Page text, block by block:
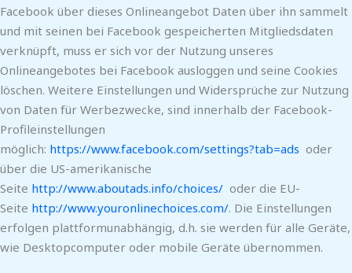
Facebook über dieses Onlineangebot Daten über ihn sammelt
und mit seinen bei Facebook gespeicherten Mitgliedsdaten
verknüpft, muss er sich vor der Nutzung unseres
Onlineangebotes bei Facebook ausloggen und seine Cookies
löschen. Weitere Einstellungen und Widersprüche zur Nutzung
von Daten für Werbezwecke, sind innerhalb der Facebook-
Profileinstellungen
möglich: https://www.facebook.com/settings?tab=ads oder
über die US-amerikanische
Seite http://www.aboutads.info/choices/ oder die EU-
Seite http://www.youronlinechoices.com/. Die Einstellungen
erfolgen plattformunabhängig, d.h. sie werden für alle Geräte,
wie Desktopcomputer oder mobile Geräte übernommen.